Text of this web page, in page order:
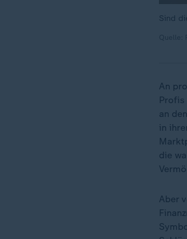
Sind
An
an
in
die
Aber